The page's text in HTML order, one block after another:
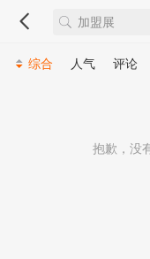
综合 人气 评论
抱歉，没